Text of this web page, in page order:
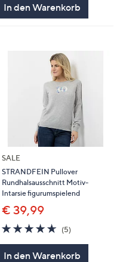
In den Warenkorb
SALE
STRANDFEIN Pullover
Rundhalsausschnitt Motiv-
Intarsie figurumspielend
€ 39,99
4.6
von
5
(5)
In den Warenkorb